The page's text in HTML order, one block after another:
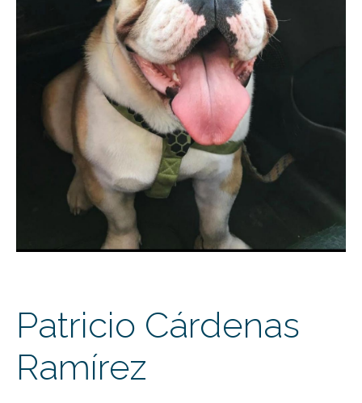
Patricio Cárdenas
Ramírez